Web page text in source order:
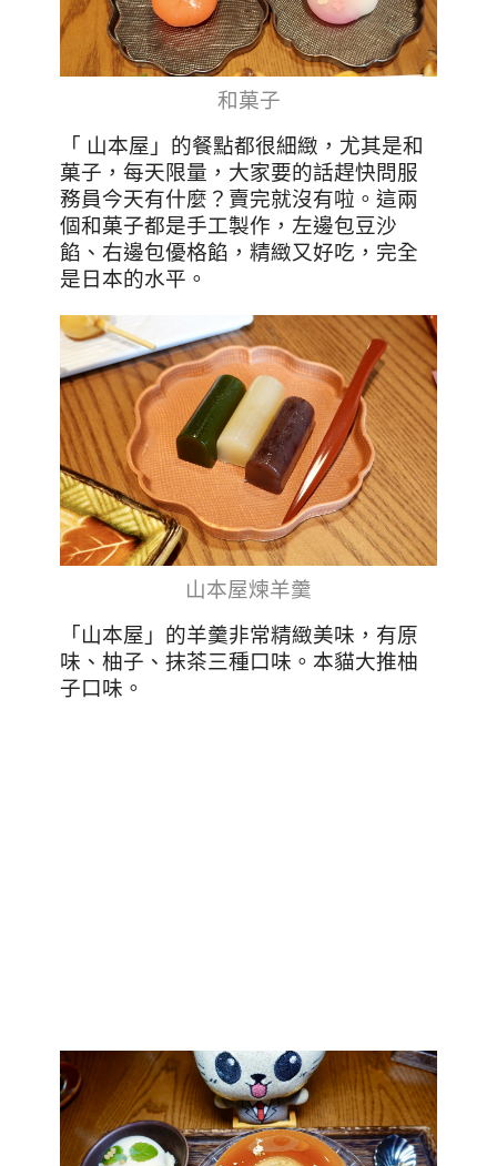
和菓子
「 山本屋」的餐點都很細緻，尤其是和
菓子，每天限量，大家要的話趕快問服
務員今天有什麼？賣完就沒有啦。這兩
個和菓子都是手工製作，左邊包豆沙
餡、右邊包優格餡，精緻又好吃，完全
是日本的水平。
山本屋煉羊羹
「山本屋」的羊羹非常精緻美味，有原
味、柚子、抹茶三種口味。本貓大推柚
子口味。